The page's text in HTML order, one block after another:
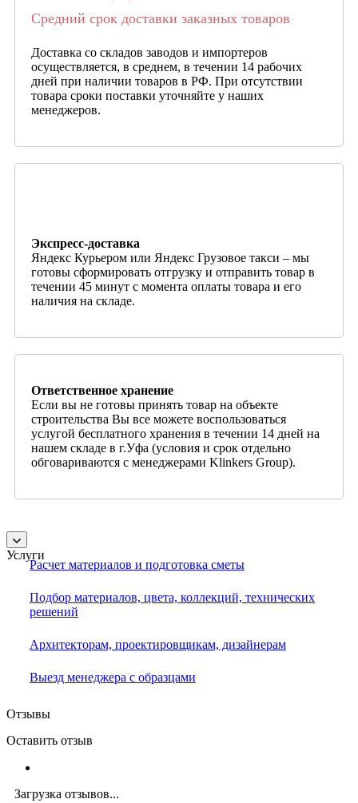
Средний срок доставки заказных товаров
Доставка со складов заводов и импортеров
осуществляется, в среднем, в течении 14 рабочих
дней при наличии товаров в РФ. При отсутствии
товара сроки поставки уточняйте у наших
менеджеров.
Экспресс-доставка
Яндекс Курьером или Яндекс Грузовое такси – мы
готовы сформировать отгрузку и отправить товар в
течении 45 минут с момента оплаты товара и его
наличия на складе.
Ответственное хранение
Если вы не готовы принять товар на объекте
строительства Вы все можете воспользоваться
услугой бесплатного хранения в течении 14 дней на
нашем складе в г.Уфа (условия и срок отдельно
обговариваются с менеджерами Klinkers Group).
Услуги
Расчет материалов и подготовка сметы
Подбор материалов, цвета, коллекций, технических
решений
Архитекторам, проектировщикам, дизайнерам
Выезд менеджера с образцами
Отзывы
Оставить отзыв
Загрузка отзывов...